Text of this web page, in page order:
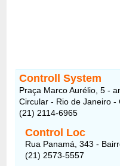
Controll System
Praça Marco Aurélio, 5 -
Circular - Rio de Janeiro -
(21) 2114-6965
Control Loc
Rua Panamá, 343 -
(21) 2573-5557